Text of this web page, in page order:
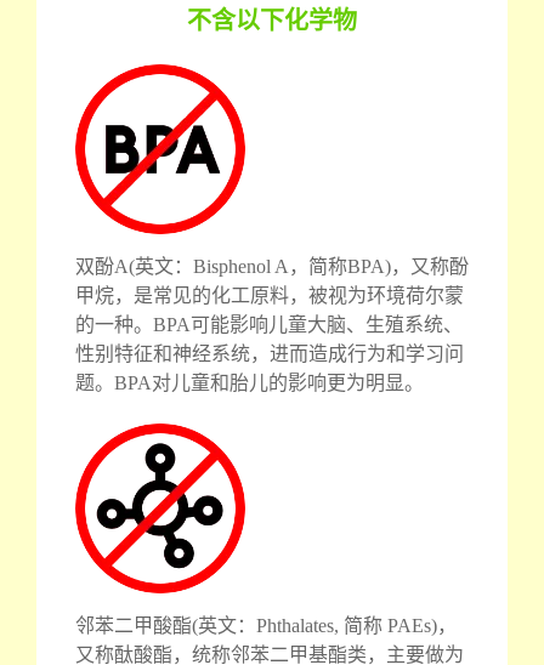
不含以下化学物
双酚A(英文：Bisphenol A，简称BPA)，又称酚
甲烷，是常见的化工原料，被视为环境荷尔蒙
的一种。BPA可能影响儿童大脑、生殖系统、
性别特征和神经系统，进而造成行为和学习问
题。BPA对儿童和胎儿的影响更为明显。
邻苯二甲酸酯(英文：Phthalates, 简称 PAEs)，
又称酞酸酯，统称邻苯二甲基酯类，主要做为